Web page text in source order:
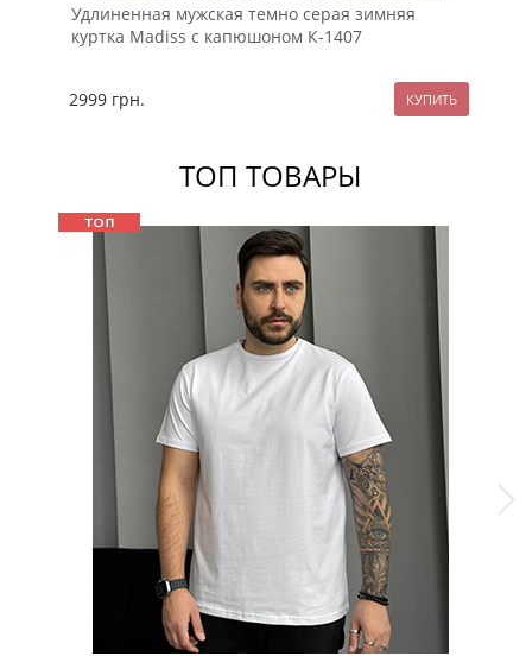
Удлиненная мужская темно серая зимняя
куртка Madiss с капюшоном К-1407
2999 грн.
ТОП ТОВАРЫ